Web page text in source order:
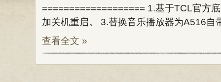
=================== 1.基于TCL官方
加关机重启。 3.替换音乐播放器为A516自
查看全文 »